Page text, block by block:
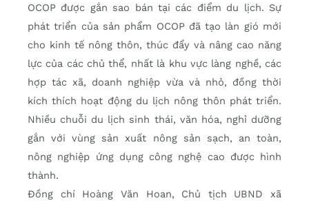
OCOP được gắn sao bán tại các điểm du lịch. Sự
phát triển của sản phẩm OCOP đã tạo làn gió mới
cho kinh tế nông thôn, thúc đẩy và nâng cao năng
lực của các chủ thể, nhất là khu vực làng nghề, các
hợp tác xã, doanh nghiệp vừa và nhỏ, đồng thời
kích thích hoạt động du lịch nông thôn phát triển.
Nhiều chuỗi du lịch sinh thái, văn hóa, nghỉ dưỡng
gắn với vùng sản xuất nông sản sạch, an toàn,
nông nghiệp ứng dụng công nghệ cao được hình
thành.
Đồng chí Hoàng Văn Hoan, Chủ tịch UBND xã